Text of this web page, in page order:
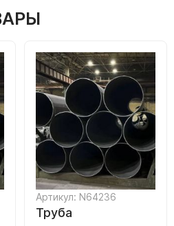
Артикул: N64236
Труба